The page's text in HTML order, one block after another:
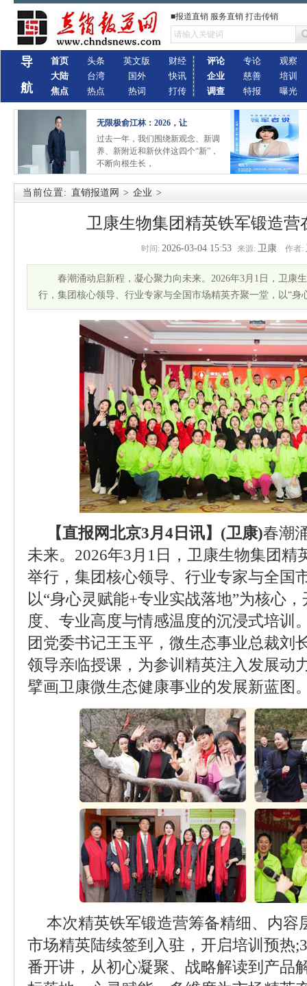
■报道直销 服务直销 打击传销
导
航
首页
大陆
焦点
头条
台湾
热点
英文版
国外
热词
财经
快讯
打传
评论
企业
调查
专论
慈善
特报
观察
培训
曝光
无限极俞江林：2026，让
过去一年，我们围绕新观念、新调
养、新附近和新伙伴这四个“新”，
不断向根生长，
当前位置: 直销报道网 > 企业 >
卫康生物集团精英铁军锻造营
时间: 2026-03-04 15:53 来源: 卫康 作者:
春潮涌动启新程，凝心聚力向未来。2026年3月1日，卫康
行，集团核心领导、行业专家与全国市场精英齐聚一堂，以“身
【直报网北京3月4日讯】(卫康)春潮
未来。2026年3月1日，卫康生物集团精
举行，集团核心领导、行业专家与全国
以“身心灵赋能+专业实战落地”为核心
度、专业高度与情感温度的沉浸式培训
团党委书记王玉平，微生态事业总裁刘
领导亲临授课，为参训精英注入发展动
擘画卫康微生态健康事业的发展新蓝图
本次精英铁军锻造营筹备精细、内容
市场精英陆续签到入驻，开启培训预热
番开讲，从初心凝聚、战略解读到产品